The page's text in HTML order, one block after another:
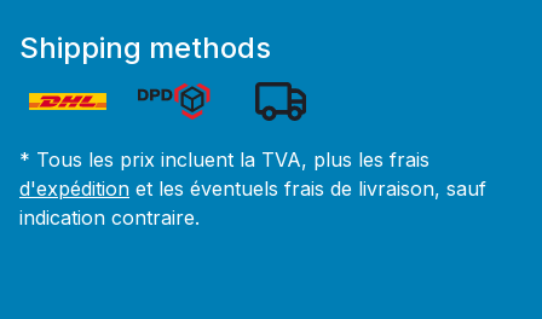
Shipping methods
* Tous les prix incluent la TVA, plus les frais
d'expédition et les éventuels frais de livraison, sauf
indication contraire.